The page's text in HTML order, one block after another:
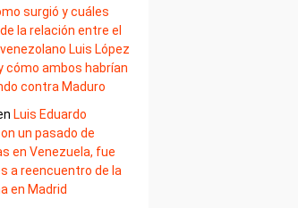
surgió y cuáles
la relación entre el
Luis López
cómo ambos habrían
contra Maduro
Luis Eduardo
un pasado de
en Venezuela, fue
a reencuentro de la
en Madrid